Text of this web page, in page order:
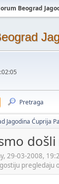
Beograd
Pretraga
Jagodina Ćuprija
29-03-2008,
pregledaju